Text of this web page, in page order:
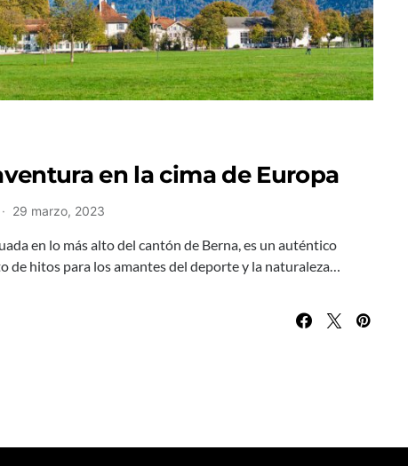
en la cima de Europa
29 marzo, 2023
en lo más alto del cantón de Berna, es un auténtico
de hitos para los amantes del deporte y la naturaleza…